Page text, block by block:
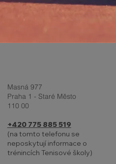
Masná 977
Praha 1 - Staré Město
110 00
+420 775 885 519
(na tomto telefonu se
neposkytují informace o
trénincích Tenisové školy)